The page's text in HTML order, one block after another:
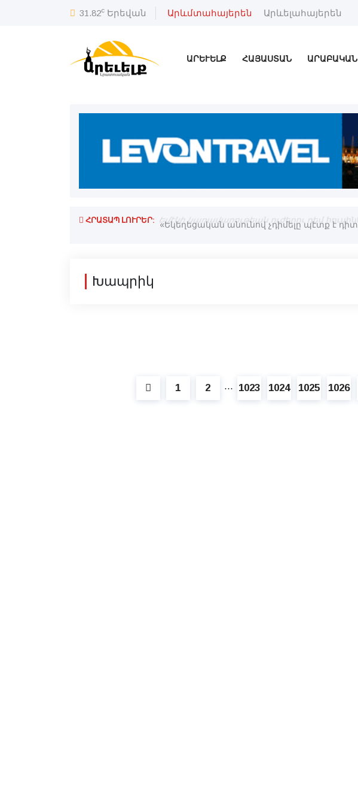
31.82c Երեվան Արևմտահայերեն Արևելահայերեն
ԱՐԵՒԵԼՔ ՀԱՅԱՍՏԱՆ
ՀՐԱՏԱՊ ԼՈՒՐԵՐ:
«Եկեղեցական անունով չդիմելը պէտք է
Եմէնի կառավարութեան ուժերու դեմ
Խապրիկ
1 2 ⋯ 1023 1024 1025 1026